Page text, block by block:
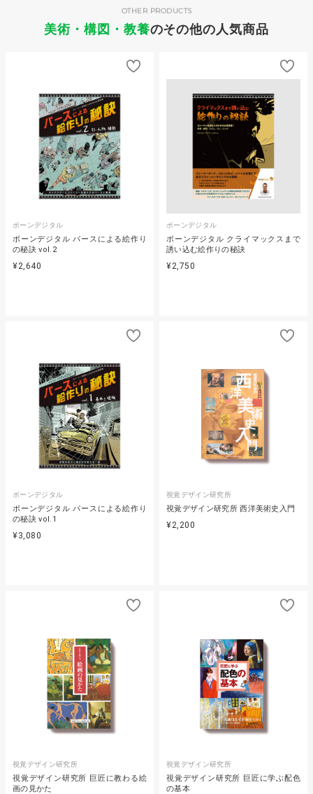
美術・構図・教養のその他の人気商品
OTHER PRODUCTS
ボーンデジタル
ボーンデジタル パースによる絵作り
の秘訣 vol.2
¥2,640
ボーンデジタル
ボーンデジタル クライマックスまで
誘い込む絵作りの秘訣
¥2,750
ボーンデジタル
ボーンデジタル パースによる絵作り
の秘訣 vol.1
¥3,080
視覚デザイン研究所
視覚デザイン研究所 西洋美術史入門
¥2,200
視覚デザイン研究所
視覚デザイン研究所 巨匠に教わる絵
画の見かた
視覚デザイン研究所
視覚デザイン研究所 巨匠に学ぶ配色
の基本